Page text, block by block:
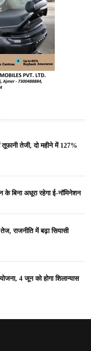
तेजी, दो महीने में 127%
बिना अधूरा रहेगा ई-नॉमिनेशन
राजनीति में बढ़ा सियासी
4 जून को होगा शिलान्यास